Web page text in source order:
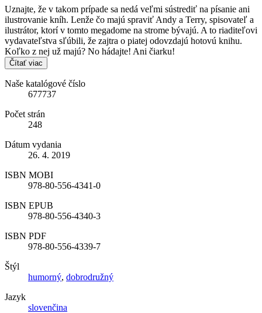
Uznajte, že v takom prípade sa nedá veľmi sústrediť na písanie ani
ilustrovanie kníh. Lenže čo majú spraviť Andy a Terry, spisovateľ a
ilustrátor, ktorí v tomto megadome na strome bývajú. A to riaditeľovi
vydavateľstva sľúbili, že zajtra o piatej odovzdajú hotovú knihu.
Koľko z nej už majú? No hádajte! Ani čiarku!
Čítať viac
Naše katalógové číslo
677737
Počet strán
248
Dátum vydania
26. 4. 2019
ISBN MOBI
978-80-556-4341-0
ISBN EPUB
978-80-556-4340-3
ISBN PDF
978-80-556-4339-7
Štýl
humorný, dobrodružný
Jazyk
slovenčina